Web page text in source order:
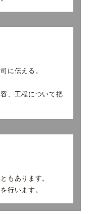
に伝える。
、工程について把
もあります。
行います。